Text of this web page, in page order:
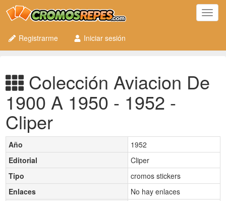
Registrarme
Iniciar sesión
Colección Aviacion De
1900 A 1950 - 1952 -
Cliper
Año
1952
Editorial
Cliper
Tipo
cromos stickers
Enlaces
No hay enlaces